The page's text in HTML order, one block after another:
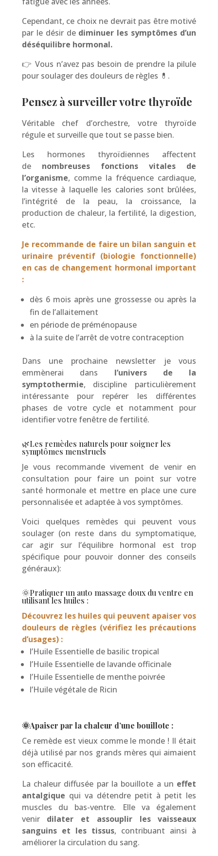
Cependant, ce choix ne devrait pas être motivé
par le désir de diminuer les symptômes d’un
déséquilibre hormonal.
👉 Vous n’avez pas besoin de prendre la pilule
pour soulager des douleurs de règles 💊.
Pensez à surveiller votre thyroïde
Véritable chef d’orchestre, votre thyroïde
régule et surveille que tout se passe bien.
Les hormones thyroïdiennes affectent
de
nombreuses fonctions vitales de
l’organisme, comme la fréquence cardiaque,
la vitesse à laquelle les calories sont brûlées,
l’intégrité de la peau, la croissance, la
production de chaleur, la fertilité, la digestion,
etc.
Je recommande de faire un bilan sanguin et
urinaire préventif (biologie fonctionnelle)
en cas de changement hormonal important
:
dès 6 mois après une grossesse ou après la
fin de l’allaitement
en période de préménopause
à la suite de l’arrêt de votre contraception
Dans une prochaine newsletter je vous
emmènerai dans
l’univers de la
symptothermie, discipline particulièrement
intéressante pour repérer les différentes
phases de votre cycle et notamment pour
identifier votre fenêtre de fertilité.
🌿Les remèdes naturels pour soigner les
symptômes menstruels
Je vous recommande vivement de venir en
consultation pour faire un point sur votre
santé hormonale et mettre en place une cure
personnalisée et adaptée à vos symptômes.
Voici quelques remèdes qui peuvent vous
soulager (on reste dans du symptomatique,
car agir sur l’équilibre hormonal est trop
spécifique pour pouvoir donner des conseils
généraux):
🌞Pratiquer un auto massage doux du ventre en
utilisant les huiles :
Découvrez les huiles qui peuvent apaiser vos
douleurs de règles (vérifiez les précautions
d’usages) :
l’Huile Essentielle de basilic tropical
l’Huile Essentielle de lavande officinale
l’Huile Essentielle de menthe poivrée
l’Huile végétale de Ricin
🌞Apaiser par la chaleur d’une bouillote :
Ce remède est vieux comme le monde ! Il était
déjà utilisé par nos grands mères qui aimaient
son efficacité.
La chaleur diffusée par la bouillote a un effet
antalgique qui va détendre petit à petit les
muscles du bas-ventre. Elle va également
venir
dilater et assouplir les vaisseaux
sanguins et les tissus, contribuant ainsi à
améliorer la circulation du sang.